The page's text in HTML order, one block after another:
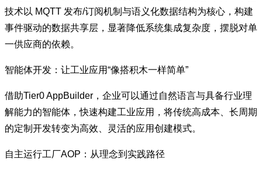
技术以 MQTT 发布/订阅机制与语义化数据结构为核心，构建
事件驱动的数据共享层，显著降低系统集成复杂度，摆脱对单
一供应商的依赖。
智能体开发：让工业应用“像搭积木一样简单”
借助Tier0 AppBuilder，企业可以通过自然语言与具备行业理
解能力的智能体，快速构建工业应用，将传统高成本、长周期
的定制开发转变为高效、灵活的应用创建模式。
自主运行工厂AOP：从理念到实践路径